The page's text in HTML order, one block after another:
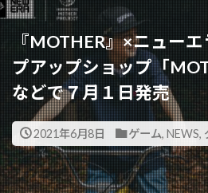
『MOTHER』×ニュー
プアップショップ「
などで７月１日発売
2021年6月8日 ゲーム, NEWS,